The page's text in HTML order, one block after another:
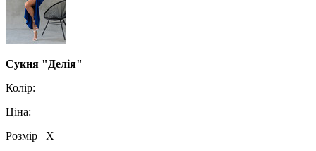
Сукня "Делія"
Колір:
Ціна:
Розмір
X